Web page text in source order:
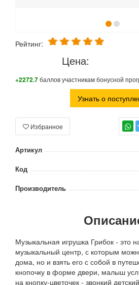
Рейтинг:
Цена:
+2272.7баллов участникам бонусной
Узнать о
Избранное
Артикул
Код
Производитель
Музыкальная игрушка Грибок - это
музыкальный центр, с которым
дома, но и взять его с собой в
кнопочку в форме двери, малыш
на кнопку-цветочек - звонкий